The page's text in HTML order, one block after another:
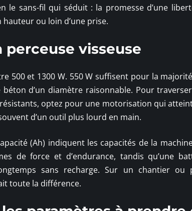
le sans-fil qui séduit : la promesse d’une
ou loin d’une prise.
perceuse visseuse
500 et 1300 W. 550 W suffisent pour la
d’un diamètre raisonnable. Pour
optez pour une motorisation qui
d’un outil plus lourd en main.
(Ah) indiquent les capacités de la
de force et d’endurance, tandis qu’une
sans recharge. Sur un chantier ou
toute la différence.